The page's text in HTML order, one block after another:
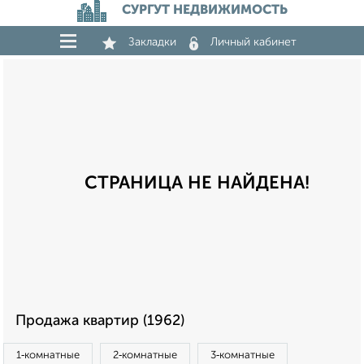
СУРГУТ НЕДВИЖИМОСТЬ
Закладки Личный кабинет
СТРАНИЦА НЕ НАЙДЕНА!
Продажа квартир (1962)
1‑комнатные 2‑комнатные 3‑комнатные